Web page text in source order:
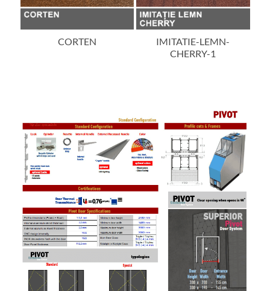
IMITATIE-LEMN-
IMITATIE-LEMN-NUC-
DESCHIS-1